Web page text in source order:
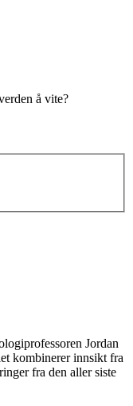
å vite?
Jordan
kombinerer innsikt fra
fra den aller siste